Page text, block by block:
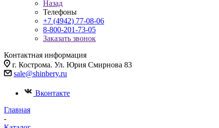
Назад
Телефоны
+7 (4942) 77-08-06
8-800-201-73-05
Заказать звонок
Контактная информация
г. Кострома. Ул. Юрия Смирнова 83
sale@shinbery.ru
Вконтакте
Главная
-